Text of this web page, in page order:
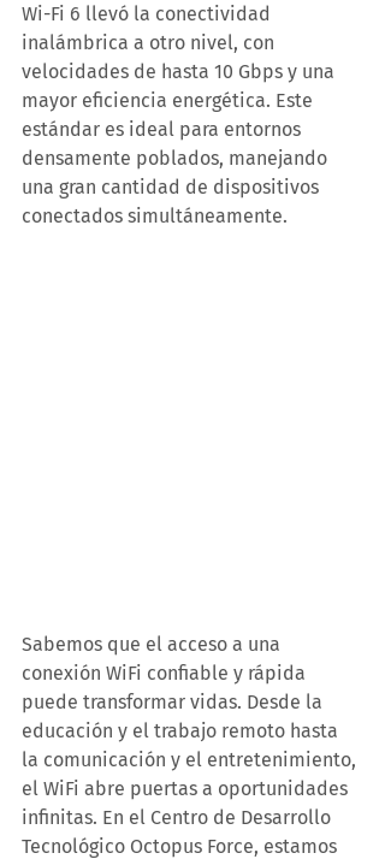
Wi-Fi 6 llevó la conectividad
inalámbrica a otro nivel, con
velocidades de hasta 10 Gbps y una
mayor eficiencia energética. Este
estándar es ideal para entornos
densamente poblados, manejando
una gran cantidad de dispositivos
conectados simultáneamente.
Sabemos que el acceso a una
conexión WiFi confiable y rápida
puede transformar vidas. Desde la
educación y el trabajo remoto hasta
la comunicación y el entretenimiento,
el WiFi abre puertas a oportunidades
infinitas. En el Centro de Desarrollo
Tecnológico Octopus Force, estamos